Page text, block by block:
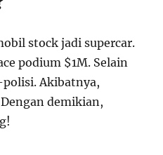
stock jadi supercar.
podium $1M. Selain
Akibatnya,
demikian,